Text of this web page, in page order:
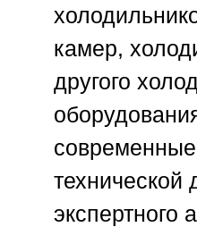
камер,
другого
технической
экспертного